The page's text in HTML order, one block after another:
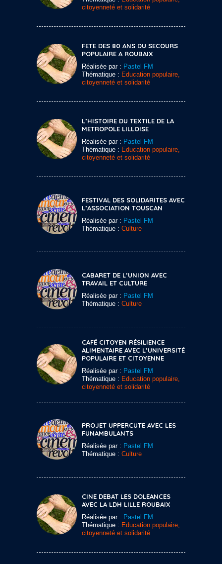
citoyenneté et solidarité
FETE DES 80 ANS DU SECOURS
POPULAIRE A ROUBAIX
Réalisée par : Pastel FM
Thématique : Education populaire,
citoyenneté et solidarité
L’HISTOIRE DU TEXTILE DE LA
METROPOLE LILLOISE
Réalisée par : Pastel FM
Thématique : Education populaire,
citoyenneté et solidarité
FESTIVAL DES SOLIDARITES AVEC
L’ASSOCIATION TOUSCAN
Réalisée par : Pastel FM
Thématique : Culture
CABARET DE L’UNION AVEC
TRAVAIL ET CULTURE
Réalisée par : Pastel FM
Thématique : Culture
CAFÉ CITOYEN RÉSILIENCE
ALIMENTAIRE AVEC L’UNIVERSITÉ
POPULAIRE ET CITOYENNE
Réalisée par : Pastel FM
Thématique : Education populaire,
citoyenneté et solidarité
PROJET UPPERCUTE AVEC LES
FUNAMBULANTS
Réalisée par : Pastel FM
Thématique : Culture
CINE DEBAT LES DOLEANCES
AVEC LA LDH LILLE ROUBAIX
Réalisée par : Pastel FM
Thématique : Education populaire,
citoyenneté et solidarité